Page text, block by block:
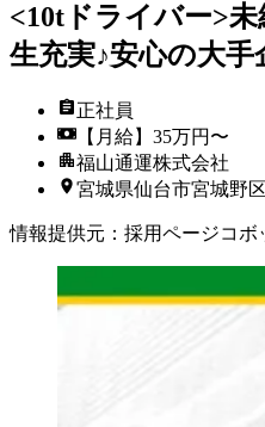
<10tドライバー>
生充実♪安心の大
正社員
【月給】35万円〜
福山通運株式会社
宮城県仙台市宮城野
情報提供元 ： 採用ページコボ